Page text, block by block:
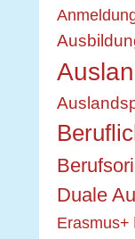
Duale
Erasmus+